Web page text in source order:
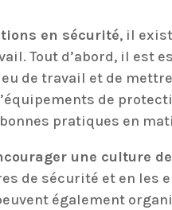
en sécurité, il
Tout d’abord, il est
de travail et de
de
pratiques en
une culture
de sécurité et en
également